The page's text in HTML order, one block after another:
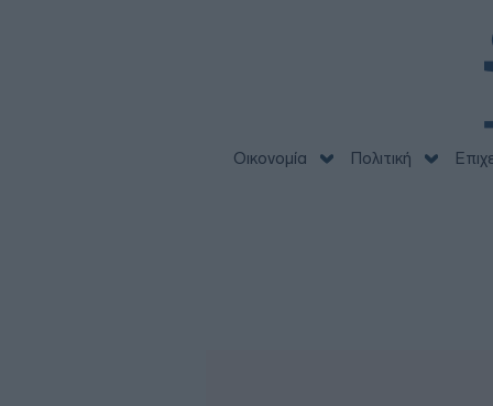
Οικονομία Πολιτική